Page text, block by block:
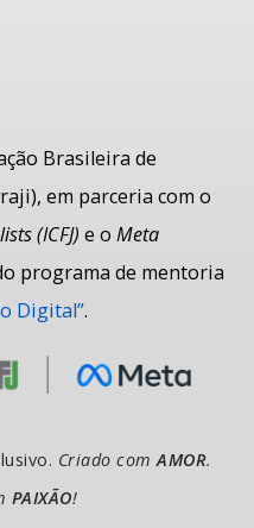
Brasileira de
em parceria com o
(ICFJ) e o Meta
programa de mentoria
Digital”.
Criado comAMOR.
PAIXÃO!